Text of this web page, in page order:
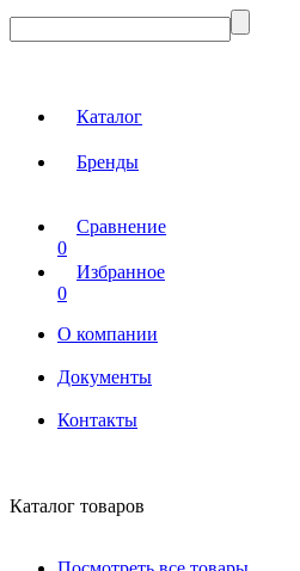
Каталог
Бренды
Сравнение
0
Избранное
0
О компании
Документы
Контакты
Каталог товаров